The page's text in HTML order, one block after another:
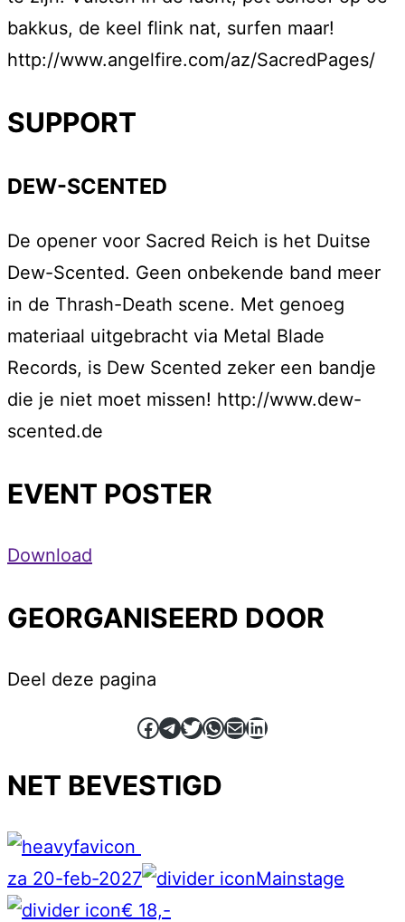
bakkus, de keel flink nat, surfen maar!
http://www.angelfire.com/az/SacredPages/
SUPPORT
DEW-SCENTED
De opener voor Sacred Reich is het Duitse
Dew-Scented. Geen onbekende band meer
in de Thrash-Death scene. Met genoeg
materiaal uitgebracht via Metal Blade
Records, is Dew Scented zeker een bandje
die je niet moet missen! http://www.dew-
scented.de
EVENT POSTER
Download
GEORGANISEERD DOOR
Deel deze pagina
Facebook
Telegram
Twitter
WhatsApp
E-mailLinkedIn
NET BEVESTIGD
za 20-feb-2027
Mainstage
€ 18,-